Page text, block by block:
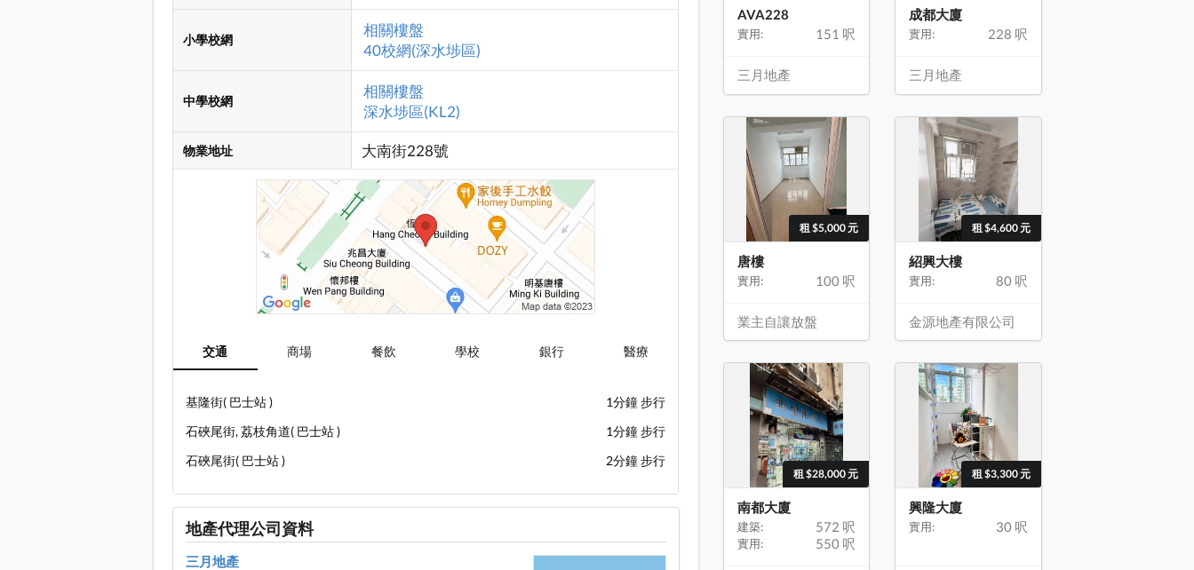
小學校網
相關樓盤
40校網(深水埗區)
中學校網
相關樓盤
深水埗區(KL2)
物業地址 大南街228號
交通 商場 餐飲 學校 銀行 醫療
基隆街( 巴士站 )
1分鐘 步行
石硤尾街, 荔枝角道( 巴士站 )
1分鐘 步行
石硤尾街( 巴士站 )
2分鐘 步行
地產代理公司資料
三月地產
AVA228
實用: 151 呎
三月地產
成都大廈
實用: 228 呎
三月地產
租 $5,000 元
唐樓
實用: 100 呎
業主自讓放盤
租 $4,600 元
紹興大樓
實用: 80 呎
金源地產有限公司
租 $28,000 元
南都大廈
建築: 572 呎
實用: 550 呎
租 $3,300 元
興隆大廈
實用: 30 呎